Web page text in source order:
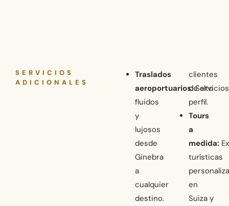
SERVICIOS
ADICIONALES
Traslados
aeroportuarios:Servicios
fluidos
y
lujosos
desde
Ginebra
a
cualquier
destino.
clientes
de alto
perfil.
Tours
a
medida:
turísticas
en
Suiza y